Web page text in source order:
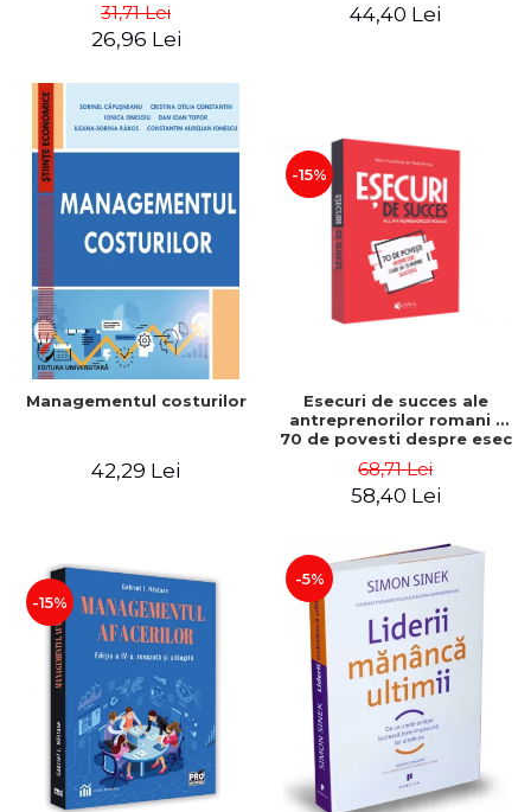
31,71 Lei
26,96 Lei
44,40 Lei
Managementul costurilor
42,29 Lei
-15%
Esecuri de succes ale
antreprenorilor romani -
70 de povesti despre esec
68,71 Lei
58,40 Lei
-15%
-5%